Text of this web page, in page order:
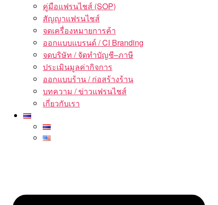
คู่มือแฟรนไชส์ (SOP)
สัญญาแฟรนไชส์
จดเครื่องหมายการค้า
ออกแบบแบรนด์ / CI Branding
จดบริษัท / จัดทำบัญชี–ภาษี
ประเมินมูลค่ากิจการ
ออกแบบร้าน / ก่อสร้างร้าน
บทความ / ข่าวแฟรนไชส์
เกี่ยวกับเรา